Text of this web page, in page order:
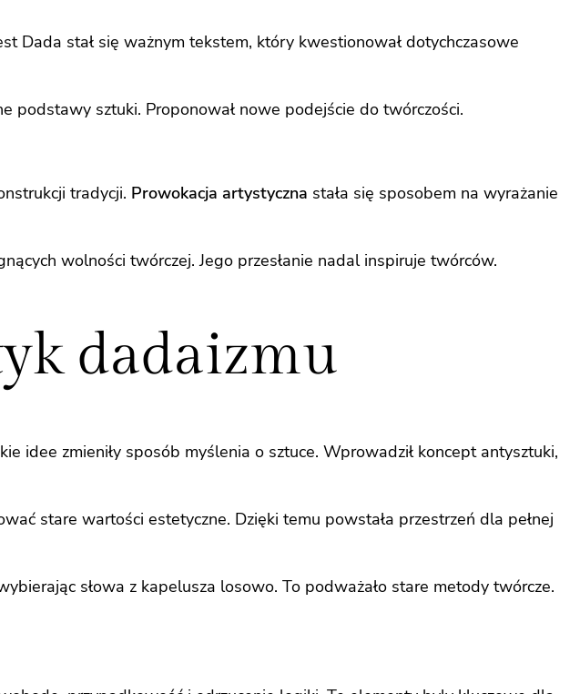
Dada stał się ważnym tekstem, który kwestionował dotychczasowe
podstawy sztuki. Proponował nowe podejście do twórczości.
tradycji. Prowokacja artystyczna stała się sposobem na wyrażanie
wolności twórczej. Jego przesłanie nadal inspiruje twórców.
dadaizmu
idee zmieniły sposób myślenia o sztuce. Wprowadził koncept antysztuki,
stare wartości estetyczne. Dzięki temu powstała przestrzeń dla pełnej
słowa z kapelusza losowo. To podważało stare metody twórcze.